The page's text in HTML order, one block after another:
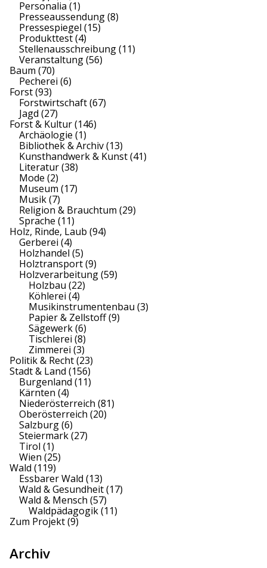
Personalia (1)
Presseaussendung(8)
Pressespiegel (15)
Produkttest(4)
Stellenausschreibung(11)
Veranstaltung(56)
Baum (70)
Pecherei (6)
Forst(93)
Forstwirtschaft(67)
Jagd (27)
Forst & Kultur(146)
Archäologie (1)
Bibliothek & Archiv(13)
Kunsthandwerk & Kunst(41)
Literatur(38)
Mode (2)
Museum (17)
Musik(7)
Religion & Brauchtum (29)
Sprache (11)
Holz, Rinde, Laub (94)
Gerberei (4)
Holzhandel (5)
Holztransport(9)
Holzverarbeitung(59)
Holzbau (22)
Köhlerei (4)
Musikinstrumentenbau (3)
Papier & Zellstoff(9)
Sägewerk(6)
Tischlerei (8)
Zimmerei (3)
Politik & Recht(23)
Stadt & Land (156)
Burgenland (11)
Kärnten (4)
Niederösterreich (81)
Oberösterreich (20)
Salzburg(6)
Steiermark(27)
Tirol (1)
Wien (25)
Wald (119)
Essbarer Wald (13)
Wald & Gesundheit(17)
Wald & Mensch (57)
Waldpädagogik(11)
Zum Projekt(9)
Archiv